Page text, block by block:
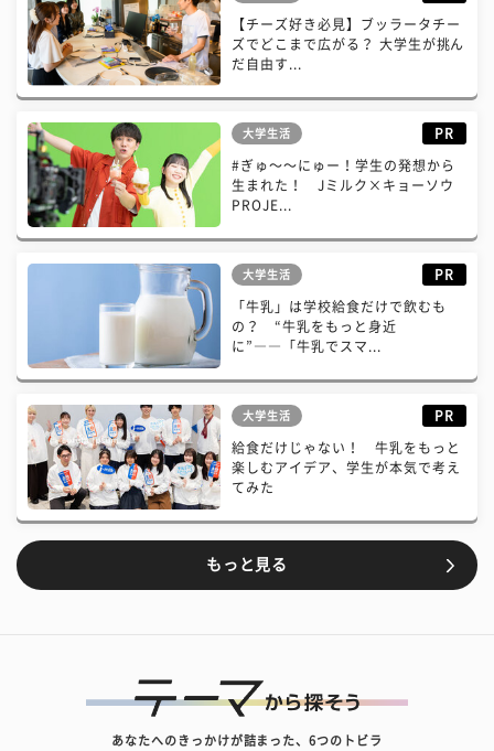
【チーズ好き必見】ブッラータチー
ズでどこまで広がる？ 大学生が挑ん
だ自由す...
大学生活 PR
#ぎゅ〜〜にゅー！学生の発想から
生まれた！ Jミルク×キョーソウ
PROJE...
大学生活 PR
「牛乳」は学校給食だけで飲むも
の？ “牛乳をもっと身近
に”――「牛乳でスマ...
大学生活 PR
給食だけじゃない！ 牛乳をもっと
楽しむアイデア、学生が本気で考え
てみた
もっと見る
あなたへのきっかけが詰まった、6つのトビラ